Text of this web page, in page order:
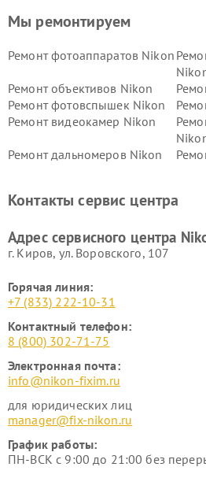
Мы ремонтируем
Ремонт фотоаппаратов Nikon
Ремонт объективов Nikon
Ремонт фотовспышек Nikon
Ремонт видеокамер Nikon
Ремонт дальномеров Nikon
Контакты сервис центра
Адрес сервисного центра
г. Киров, ул. Воровского, 107
Горячая линия:
+7 (833) 222-10-31
Контактный телефон:
8 (800) 302-71-75
Электронная почта:
info@nikon-fixim.ru
для юридических лиц
manager@fix-nikon.ru
График работы:
ПН-ВСК с 9:00 до 21:00 без